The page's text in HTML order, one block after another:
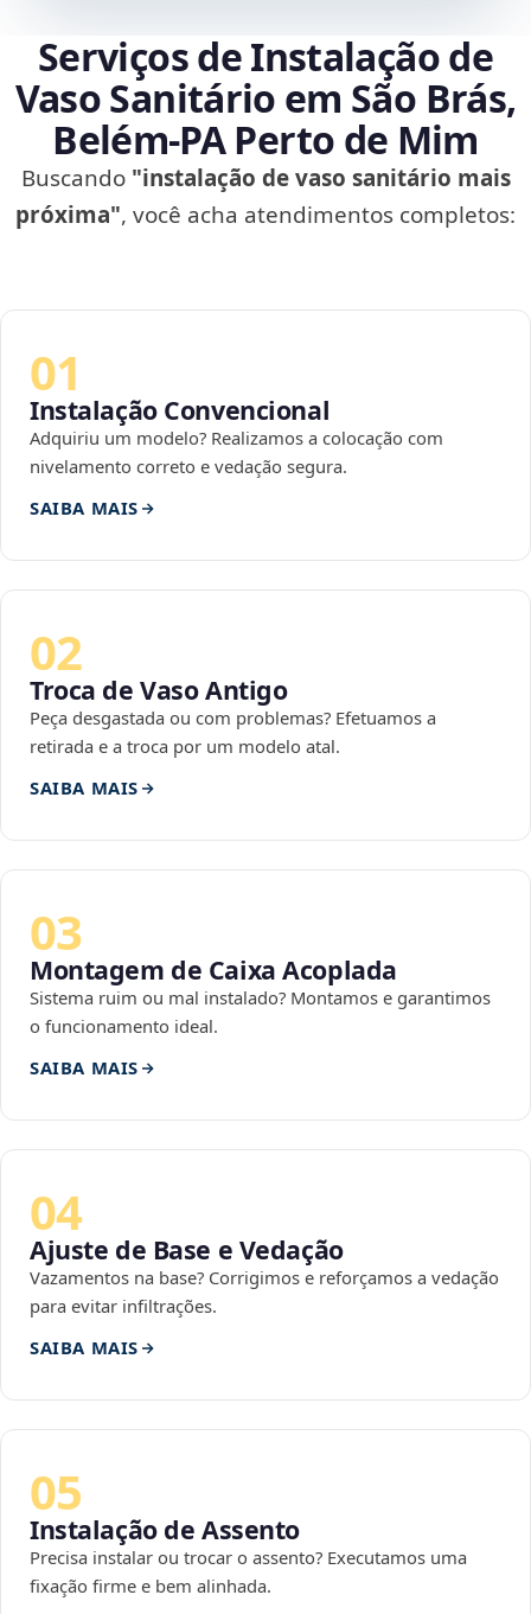
Serviços de Instalação de
Vaso Sanitário em São Brás,
Belém‑PA Perto de Mim
Buscando "instalação de vaso sanitário mais
próxima", você acha atendimentos completos:
01
Instalação Convencional
Adquiriu um modelo? Realizamos a colocação com
nivelamento correto e vedação segura.
SAIBA MAIS
02
Troca de Vaso Antigo
Peça desgastada ou com problemas? Efetuamos a
retirada e a troca por um modelo atal.
SAIBA MAIS
03
Montagem de Caixa Acoplada
Sistema ruim ou mal instalado? Montamos e garantimos
o funcionamento ideal.
SAIBA MAIS
04
Ajuste de Base e Vedação
Vazamentos na base? Corrigimos e reforçamos a vedação
para evitar infiltrações.
SAIBA MAIS
05
Instalação de Assento
Precisa instalar ou trocar o assento? Executamos uma
fixação firme e bem alinhada.